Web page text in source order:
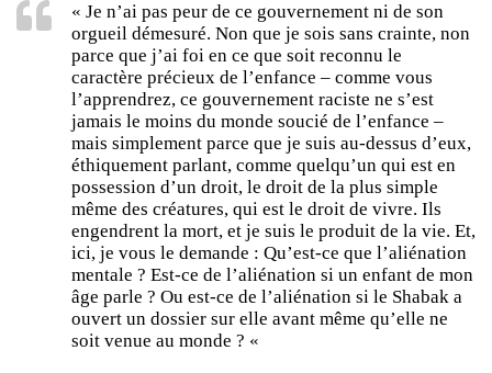
« Je n’ai pas peur de ce gouvernement ni de son
orgueil démesuré. Non que je sois sans crainte, non
parce que j’ai foi en ce que soit reconnu le
caractère précieux de l’enfance – comme vous
l’apprendrez, ce gouvernement raciste ne s’est
jamais le moins du monde soucié de l’enfance –
mais simplement parce que je suis au-dessus d’eux,
éthiquement parlant, comme quelqu’un qui est en
possession d’un droit, le droit de la plus simple
même des créatures, qui est le droit de vivre. Ils
engendrent la mort, et je suis le produit de la vie. Et,
ici, je vous le demande : Qu’est-ce que l’aliénation
mentale ? Est-ce de l’aliénation si un enfant de mon
âge parle ? Ou est-ce de l’aliénation si le Shabak a
ouvert un dossier sur elle avant même qu’elle ne
soit venue au monde ? «